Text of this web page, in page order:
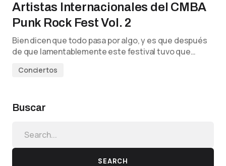
Artistas Internacionales del CMBA
Punk Rock Fest Vol. 2
Bien dicen que todo pasa por algo, y es que después
de que lamentablemente este festival tuvo que…
Conciertos
Buscar
SEARCH